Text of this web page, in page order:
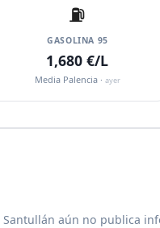
⛽️
GASOLINA 95
1,680 €/L
Media Palencia · ayer
aún no publica